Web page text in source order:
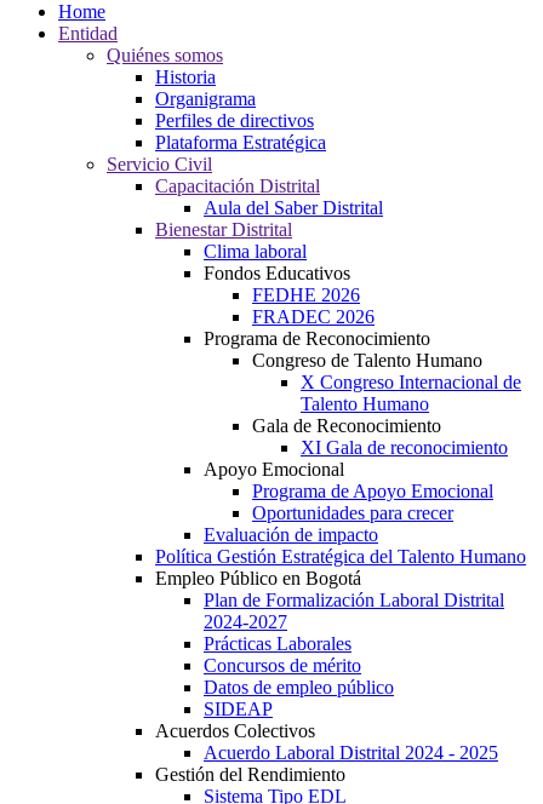
Home
Entidad
Quiénes somos
Historia
Organigrama
Perfiles de directivos
Plataforma Estratégica
Servicio Civil
Capacitación Distrital
Aula del Saber Distrital
Bienestar Distrital
Clima laboral
Fondos Educativos
FEDHE 2026
FRADEC 2026
Programa de Reconocimiento
Congreso de Talento Humano
X Congreso Internacional de
Talento Humano
Gala de Reconocimiento
XI Gala de reconocimiento
Apoyo Emocional
Programa de Apoyo Emocional
Oportunidades para crecer
Evaluación de impacto
Política Gestión Estratégica del Talento Humano
Empleo Público en Bogotá
Plan de Formalización Laboral Distrital
2024-2027
Prácticas Laborales
Concursos de mérito
Datos de empleo público
SIDEAP
Acuerdos Colectivos
Acuerdo Laboral Distrital 2024 - 2025
Gestión del Rendimiento
Sistema Tipo EDL